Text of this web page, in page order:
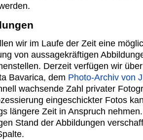
wir im Laufe der Zeit eine
von aussagekräftigen
Derzeit verfügen wir
Bavarica, dem Photo-Archiv von
wachsende Zahl privater
eingeschickter Fotos
längere Zeit in Anspruch
Stand der Abbildungen